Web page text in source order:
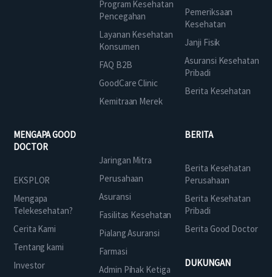
Program Kesehatan
Pencegahan
Layanan Kesehatan
Konsumen
FAQ B2B
GoodCare Clinic
Kemitraan Merek
Pemeriksaan
Kesehatan
Janji Fisik
Asuransi Kesehatan
Pribadi
Berita Kesehatan
MENGAPA GOOD
DOCTOR
EKSPLOR
Mengapa
Telekesehatan?
Cerita Kami
Tentang kami
Investor
Jaringan Mitra
Perusahaan
Asuransi
Fasilitas Kesehatan
Pialang Asuransi
Farmasi
Admin Pihak Ketiga
BERITA
Berita Kesehatan
Perusahaan
Berita Kesehatan
Pribadi
Berita Good Doctor
DUKUNGAN